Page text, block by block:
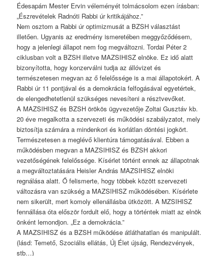
Édesapám Mester Ervin véleményét tolmácsolom ezen írásban:
„Észrevételek Radnóti Rabbi úr kritikájához.”
Nem osztom a Rabbi úr optimizmusát a BZSH választást
illetően. Ugyanis az eredmény ismeretében meggyőződésem,
hogy a jelenlegi állapot nem fog megváltozni. Tordai Péter 2
ciklusban volt a BZSH illetve MAZSIHISZ elnöke. Ez idő alatt
bizonyította, hogy konzerválni tudja az állóvizet és
természetesen megvan az ő felelőssége is a mai állapotokért. A
Rabbi úr 11 pontjával és a demokrácia felfogásával egyetértek,
de elengedhetetlenül szükséges nevesíteni a résztvevőket.
A MAZSIHISZ és BZSH örökös ügyvezetője Zoltai Gusztáv kb.
20 éve megalkotta a szervezeti és működési szabályzatot, mely
biztosítja számára a mindenkori és korlátlan döntési jogkört.
Természetesen a meglévő klientúra támogatásával. Ebben a
működésben megvan a MAZSIHISZ és BZSH akkori
vezetőségének felelőssége. Kísérlet történt ennek az állapotnak
a megváltoztatására Heisler András MAZSIHISZ elnöki
regnálása alatt. Ő felismerte, hogy többek között szervezeti
változásra van szükség a MAZSIHISZ működésében. Kísérlete
nem sikerült, mert komoly ellenállásba ütközött. A MZSIHISZ
fennállása óta először fordult elő, hogy a történtek miatt az elnök
önként lemondjon. „Ez a demokrácia.”
A MAZSIHISZ és a BZSH működése átláthatatlan és manipulált.
(lásd: Temető, Szociális ellátás, Új Élet újság, Rendezvények,
stb…)